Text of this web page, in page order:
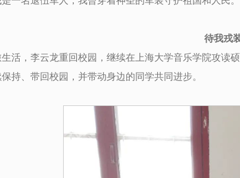
待我戎
活，李云龙重回校园，继续在上海大学音乐学院攻读
持、带回校园，并带动身边的同学共同进步。